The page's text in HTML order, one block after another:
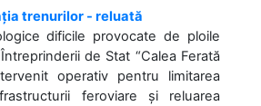
trenurilor - reluată
dificile provocate de ploile
de Stat “Calea Ferată
operativ pentru limitarea
feroviare și reluarea